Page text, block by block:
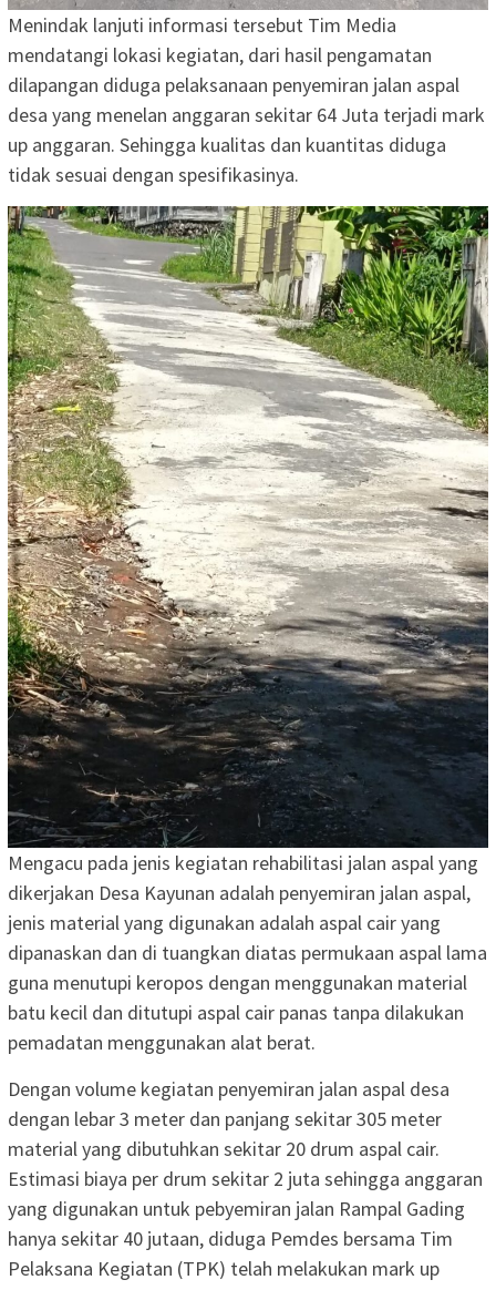
Menindak lanjuti informasi tersebut Tim Media
mendatangi lokasi kegiatan, dari hasil pengamatan
dilapangan diduga pelaksanaan penyemiran jalan aspal
desa yang menelan anggaran sekitar 64 Juta terjadi mark
up anggaran. Sehingga kualitas dan kuantitas diduga
tidak sesuai dengan spesifikasinya.
Mengacu pada jenis kegiatan rehabilitasi jalan aspal yang
dikerjakan Desa Kayunan adalah penyemiran jalan aspal,
jenis material yang digunakan adalah aspal cair yang
dipanaskan dan di tuangkan diatas permukaan aspal lama
guna menutupi keropos dengan menggunakan material
batu kecil dan ditutupi aspal cair panas tanpa dilakukan
pemadatan menggunakan alat berat.
Dengan volume kegiatan penyemiran jalan aspal desa
dengan lebar 3 meter dan panjang sekitar 305 meter
material yang dibutuhkan sekitar 20 drum aspal cair.
Estimasi biaya per drum sekitar 2 juta sehingga anggaran
yang digunakan untuk pebyemiran jalan Rampal Gading
hanya sekitar 40 jutaan, diduga Pemdes bersama Tim
Pelaksana Kegiatan (TPK) telah melakukan mark up